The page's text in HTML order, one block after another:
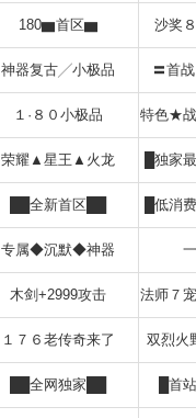
180▆首区▆ 沙奖
神器复古╱小极品 〓首
１·８０小极品 特色★
荣耀▲星王▲火龙 █独家
██全新首区██ █低消
专属◆沉默◆神器
木剑+2999攻击 法师７
１７６老传奇来了 双烈火
██全网独家██ █首